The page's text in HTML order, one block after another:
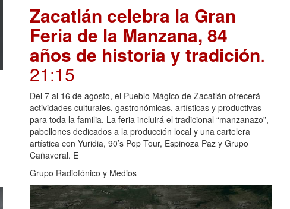
Zacatlán celebra la Gran
Feria de la Manzana, 84
años de historia y tradición.
21:15
Del 7 al 16 de agosto, el Pueblo Mágico de Zacatlán ofrecerá
actividades culturales, gastronómicas, artísticas y productivas
para toda la familia. La feria incluirá el tradicional “manzanazo”,
pabellones dedicados a la producción local y una cartelera
artística con Yuridia, 90’s Pop Tour, Espinoza Paz y Grupo
Cañaveral. E
Grupo Radiofónico y Medios